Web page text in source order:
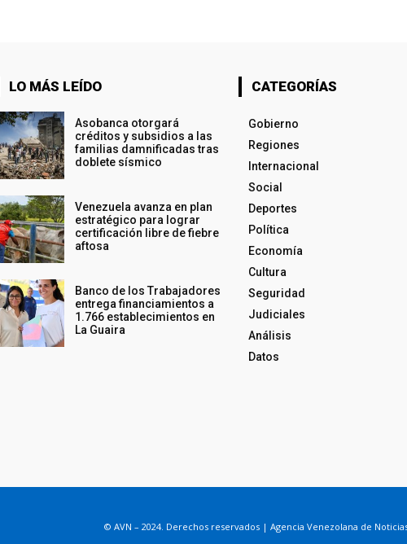
LO MÁS LEÍDO
Asobanca otorgará
créditos y subsidios a las
familias damnificadas tras
doblete sísmico
Venezuela avanza en plan
estratégico para lograr
certificación libre de fiebre
aftosa
Banco de los Trabajadores
entrega financiamientos a
1.766 establecimientos en
La Guaira
CATEGORÍAS
Gobierno
Regiones
Internacional
Social
Deportes
Política
Economía
Cultura
Seguridad
Judiciales
Análisis
Datos
© AVN – 2024. Derechos reservados | Agencia Venezolana de